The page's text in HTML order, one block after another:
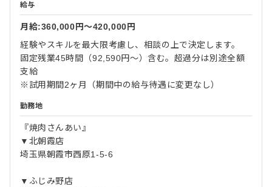
給与
月給:360,000円〜420,000円
経験やスキルを最大限考慮し、相談の上で決定します。
固定残業45時間（92,590円～）含む。超過分は別途全額
支給
※試用期間2ヶ月（期間中の給与待遇に変更なし）
勤務地
『焼肉さんあい』
▼北朝霞店
埼玉県朝霞市西原1-5-6
▼ふじみ野店